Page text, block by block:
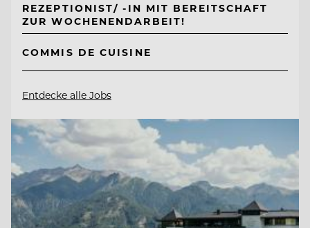
REZEPTIONIST/ -IN MIT BEREITSCHAFT
ZUR WOCHENENDARBEIT!
COMMIS DE CUISINE
Entdecke alle Jobs